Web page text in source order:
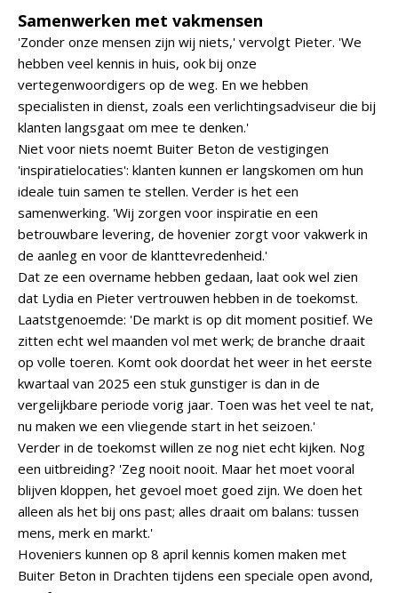
Samenwerken met vakmensen
'Zonder onze mensen zijn wij niets,' vervolgt Pieter. 'We
hebben veel kennis in huis, ook bij onze
vertegenwoordigers op de weg. En we hebben
specialisten in dienst, zoals een verlichtingsadviseur die bij
klanten langsgaat om mee te denken.'
Niet voor niets noemt Buiter Beton de vestigingen
'inspiratielocaties': klanten kunnen er langskomen om hun
ideale tuin samen te stellen. Verder is het een
samenwerking. 'Wij zorgen voor inspiratie en een
betrouwbare levering, de hovenier zorgt voor vakwerk in
de aanleg en voor de klanttevredenheid.'
Dat ze een overname hebben gedaan, laat ook wel zien
dat Lydia en Pieter vertrouwen hebben in de toekomst.
Laatstgenoemde: 'De markt is op dit moment positief. We
zitten echt wel maanden vol met werk; de branche draait
op volle toeren. Komt ook doordat het weer in het eerste
kwartaal van 2025 een stuk gunstiger is dan in de
vergelijkbare periode vorig jaar. Toen was het veel te nat,
nu maken we een vliegende start in het seizoen.'
Verder in de toekomst willen ze nog niet echt kijken. Nog
een uitbreiding? 'Zeg nooit nooit. Maar het moet vooral
blijven kloppen, het gevoel moet goed zijn. We doen het
alleen als het bij ons past; alles draait om balans: tussen
mens, merk en markt.'
Hoveniers kunnen op 8 april kennis komen maken met
Buiter Beton in Drachten tijdens een speciale open avond,